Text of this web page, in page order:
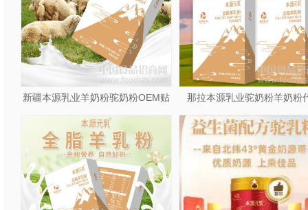
新疆本源乳业羊奶粉驼奶粉OEM贴
牌代加工
那拉本源乳业驼奶粉羊奶粉
oem贴牌